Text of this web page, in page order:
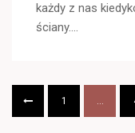
każdy z nas
ściany….
1 …